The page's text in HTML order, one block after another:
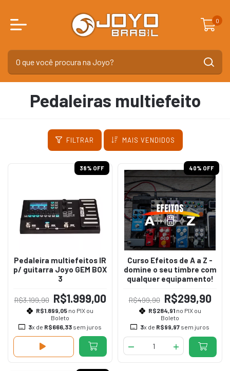
0
Pedaleiras multiefeito
FILTRAR MAIS VENDIDOS
38% OFF
Pedaleira multiefeitos IR
p/ guitarra Joyo GEM BOX
3
R$3.199,90 R$1.999,00
R$1.899,05 no PIX ou
Boleto
3x de R$666,33 sem juros
40% OFF
Curso Efeitos de A a Z -
domine o seu timbre com
qualquer equipamento!
R$499,90 R$299,90
R$284,91no PIX ou
Boleto
3x de R$99,97 sem juros